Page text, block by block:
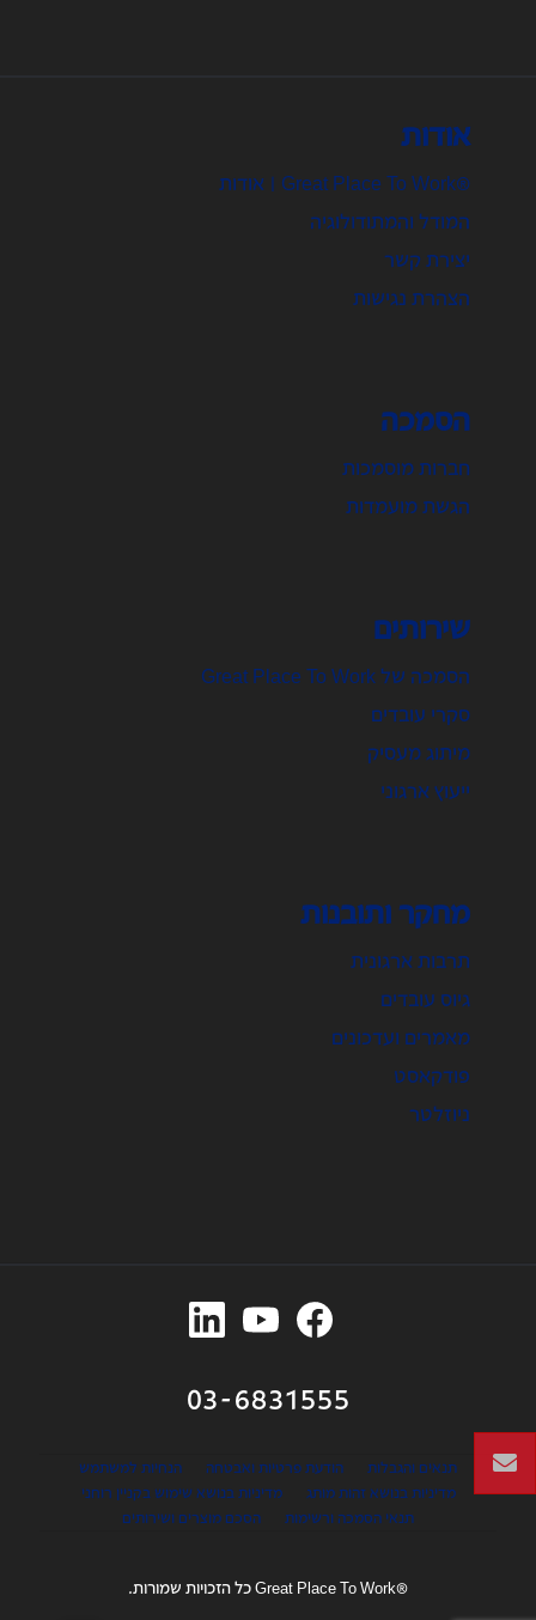
אודות
®Great Place To Work | אודות
המודל והמתודולוגיה
יצירת קשר
הצהרת נגישות
הסמכה
חברות מוסמכות
הגשת מועמדות
שירותים
הסמכה של Great Place To Work
סקרי עובדים
מיתוג מעסיק
ייעוץ ארגוני
מחקר ותובנות
תרבות ארגונית
גיוס עובדים
מאמרים ועדכונים
פודקאסט
ניוזלטר
03-6831555
תנאים והגבלות הודעת פרטיות ואבטחה
הנחיות למשתמש
מדיניות בנושא זהות מותג
מדיניות בנושא שימוש בקניין רוחני
תנאי הסמכה ורשימות
הסכם מוצרים ושירותים
®Great Place To Work כל הזכויות שמורות.